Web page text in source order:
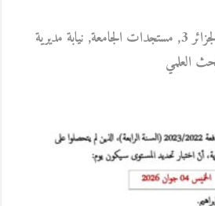
3
, مستجدات الجامعة, نيابة مديرية
العلمي